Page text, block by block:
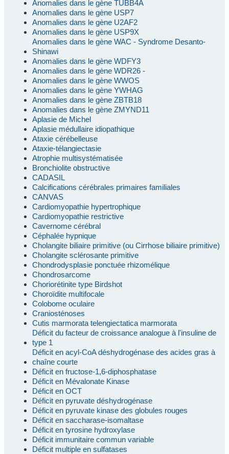
Anomalies dans le gène TUBB4A
Anomalies dans le gène USP7
Anomalies dans le gène U2AF2
Anomalies dans le gène USP9X
Anomalies dans le gène WAC - Syndrome Desanto-
Shinawi
Anomalies dans le gène WDFY3
Anomalies dans le gène WDR26 -
Anomalies dans le gène WWOS
Anomalies dans le gène YWHAG
Anomalies dans le gène ZBTB18
Anomalies dans le gène ZMYND11
Aplasie de Michel
Aplasie médullaire idiopathique
Ataxie cérébelleuse
Ataxie-télangiectasie
Atrophie multisystématisée
Bronchiolite obstructive
CADASIL
Calcifications cérébrales primaires familiales
CANVAS
Cardiomyopathie hypertrophique
Cardiomyopathie restrictive
Cavernome cérébral
Céphalée hypnique
Cholangite biliaire primitive (ou Cirrhose biliaire primitive)
Cholangite sclérosante primitive
Chondrodysplasie ponctuée rhizomélique
Chondrosarcome
Choriorétinite type Birdshot
Choroïdite multifocale
Colobome oculaire
Craniosténoses
Cutis marmorata telengiectatica marmorata
Déficit du facteur de croissance analogue à l'insuline de
type 1
Déficit en acyl-CoA déshydrogénase des acides gras à
chaîne courte
Déficit en fructose-1,6-diphosphatase
Déficit en Mévalonate Kinase
Déficit en OCT
Déficit en pyruvate déshydrogénase
Déficit en pyruvate kinase des globules rouges
Déficit en saccharase-isomaltase
Déficit en tyrosine hydroxylase
Déficit immunitaire commun variable
Déficit multiple en sulfatases